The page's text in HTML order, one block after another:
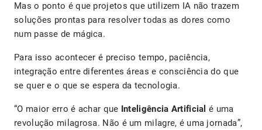
Mas o ponto é que projetos que utilizem IA não trazem
soluções prontas para resolver todas as dores como
num passe de mágica.
Para isso acontecer é preciso tempo, paciência,
integração entre diferentes áreas e consciência do que
se quer e o que se espera da tecnologia.
“O maior erro é achar que Inteligência Artificial é uma
revolução milagrosa. Não é um milagre, é uma jornada”,